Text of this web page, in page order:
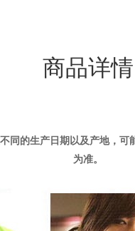
商品详情
同的生产日期以及产地，
为准。